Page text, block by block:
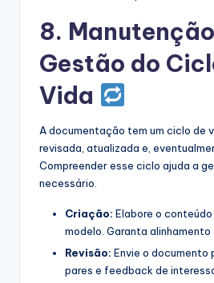
8.
Gestão do
Vida
A documentação tem um ciclo de
revisada, atualizada e,
Compreender esse ciclo ajuda a
necessário.
Criação: Elabore o
modelo. Garanta alinhamento
Revisão: Envie o documento
pares e feedback de